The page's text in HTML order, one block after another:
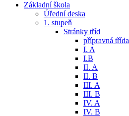
Základní škola
Úřední deska
1. stupeň
Stránky tříd
přípravná třída
I. A
I.B
II. A
II. B
III. A
III. B
IV. A
IV. B